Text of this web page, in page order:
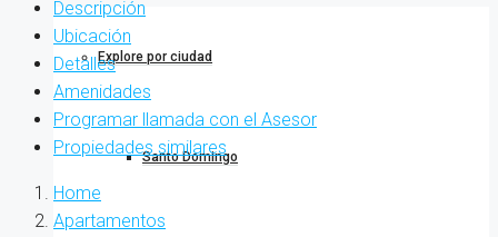
Explore por ciudad
Santo Domingo
Descripción
Ubicación
Detalles
Amenidades
Programar llamada con el Asesor
Propiedades similares
Home
Apartamentos